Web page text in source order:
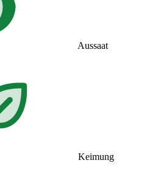
Aussaat
Keimung